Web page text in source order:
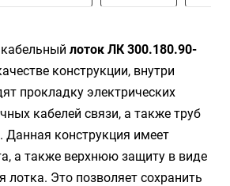
лoтoк ЛК 300.180.90-
конструкции, внутри
прокладку электрических
кабелей связи, а также труб
Данная конструкция имеет
а также верхнюю защиту в виде
лотка. Это позволяет сохранить